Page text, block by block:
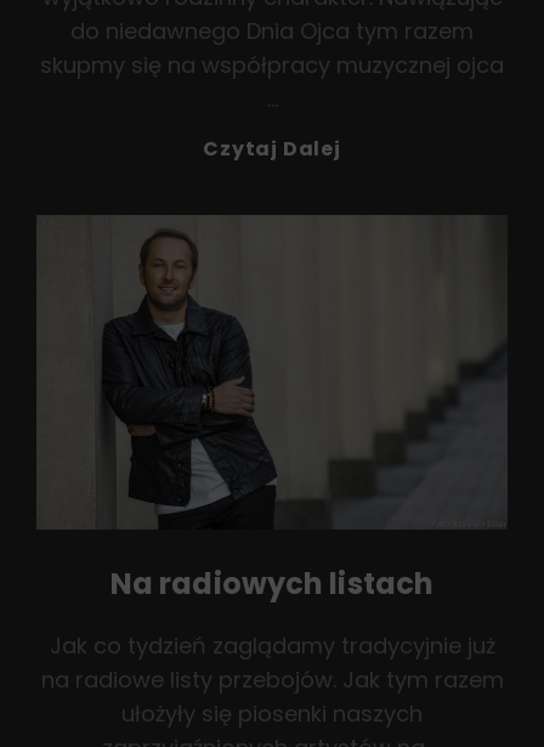
do niedawnego Dnia Ojca tym razem
skupmy się na współpracy muzycznej ojca
…
Czytaj Dalej
Na radiowych listach
Jak co tydzień zaglądamy tradycyjnie już
na radiowe listy przebojów. Jak tym razem
ułożyły się piosenki naszych